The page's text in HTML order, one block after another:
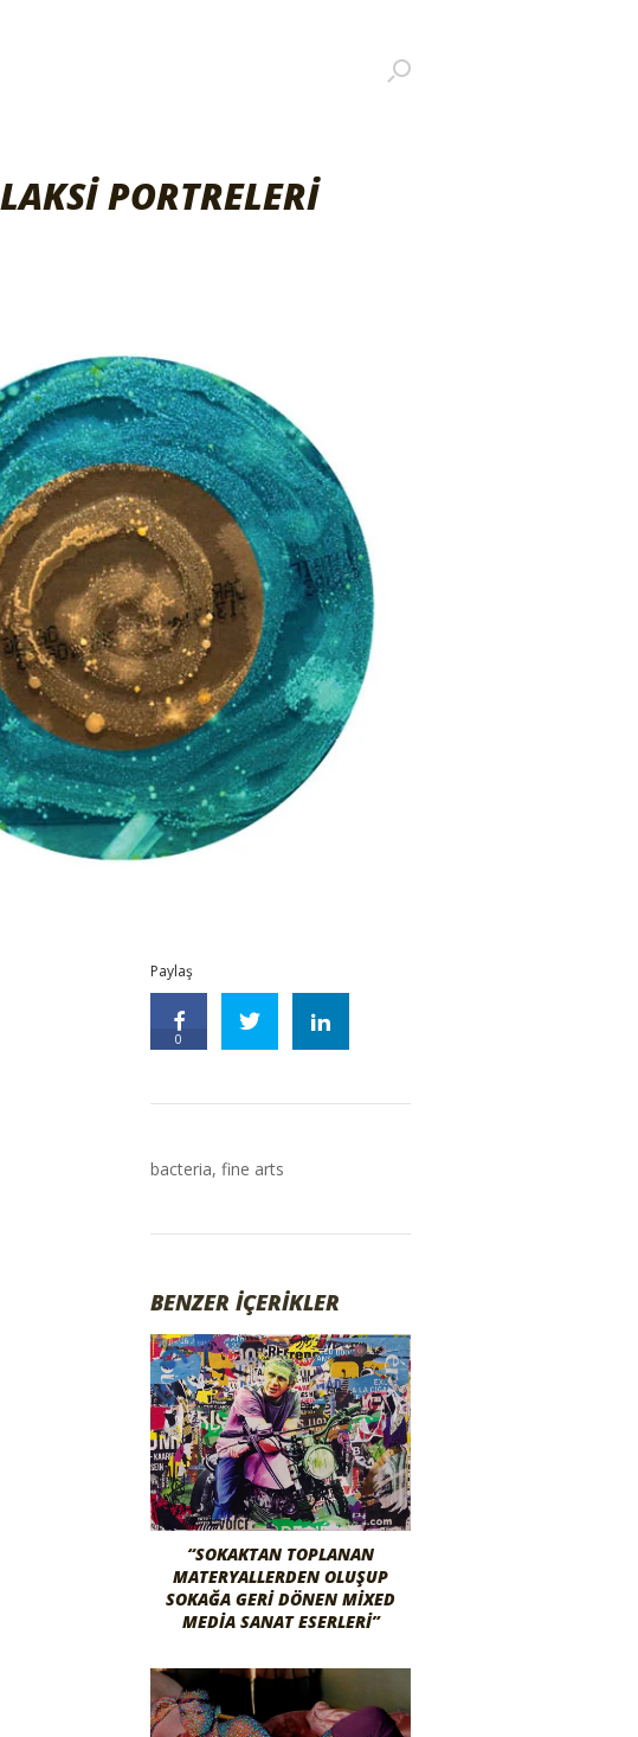
PORTRELERİ
Paylaş
0
bacteria, fine arts
BENZER İÇERİKLER
“SOKAKTAN TOPLANAN
MATERYALLERDEN OLUŞUP
SOKAĞA GERI DÖNEN MIXED
MEDIA SANAT ESERLERI”